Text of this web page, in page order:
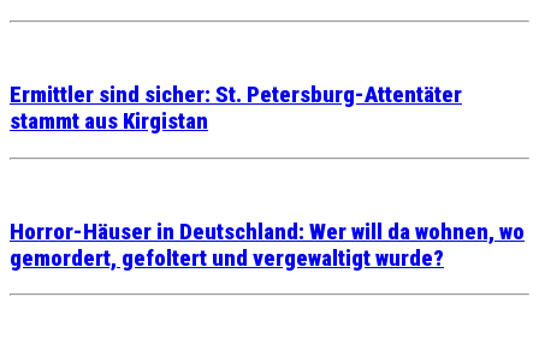
Ermittler sind sicher: St. Petersburg-Attentäter
stammt aus Kirgistan
Horror-Häuser in Deutschland: Wer will da wohnen, wo
gemordert, gefoltert und vergewaltigt wurde?